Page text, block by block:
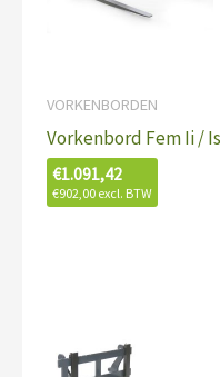
VORKENBORDEN
Vorkenbord Fem Ii /
€1.091,42
€902,00 excl. BTW